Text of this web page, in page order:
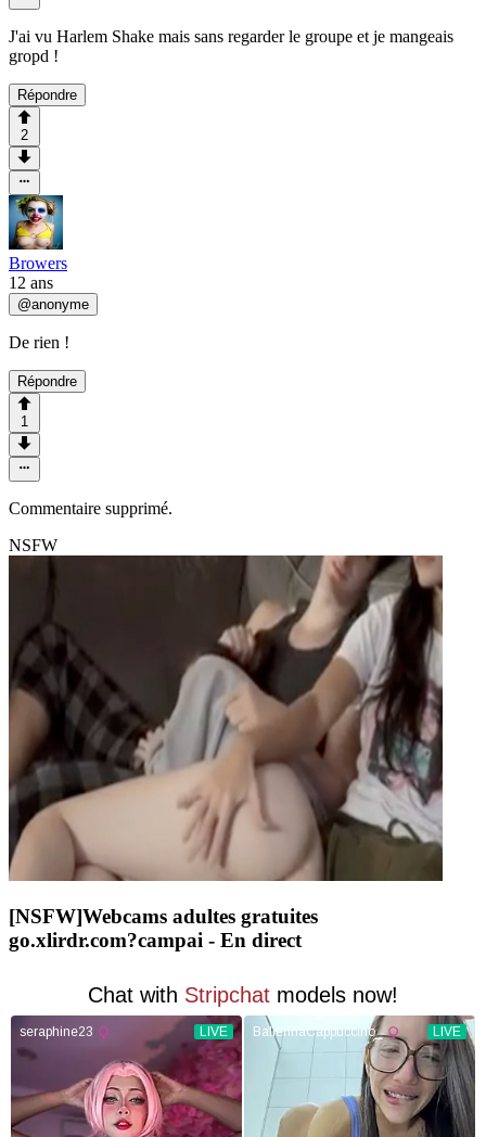
J'ai vu Harlem Shake mais sans regarder le groupe et je mangeais
gropd !
Répondre
2
Browers
12 ans
@anonyme
De rien !
Répondre
1
Commentaire supprimé.
NSFW
[NSFW]Webcams adultes gratuites
go.xlirdr.com?campai - En direct